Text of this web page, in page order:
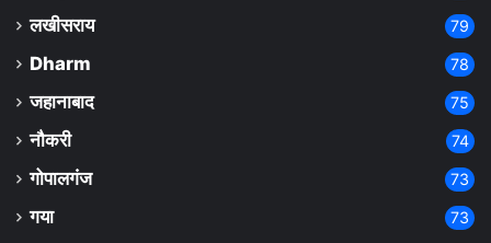
लखीसराय 79
Dharm 78
जहानाबाद 75
नौकरी 74
गोपालगंज 73
गया 73